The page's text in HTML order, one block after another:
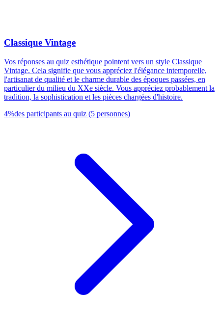
Classique Vintage
Vos réponses au quiz esthétique pointent vers un style Classique
Vintage. Cela signifie que vous appréciez l'élégance intemporelle,
l'artisanat de qualité et le charme durable des époques passées, en
particulier du milieu du XXe siècle. Vous appréciez probablement la
tradition, la sophistication et les pièces chargées d'histoire.
4%des participants au quiz (5 personnes)